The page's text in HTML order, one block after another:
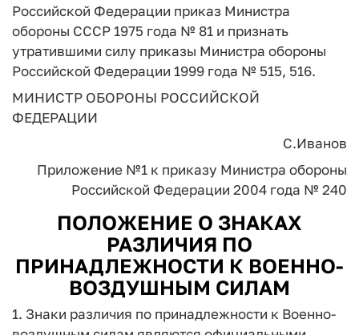
Российской Федерации приказ Министра
обороны СССР 1975 года № 81 и признать
утратившими силу приказы Министра обороны
Российской Федерации 1999 года № 515, 516.
МИНИСТР ОБОРОНЫ РОССИЙСКОЙ
ФЕДЕРАЦИИ
С.Иванов
Приложение №1 к приказу Министра обороны
Российской Федерации 2004 года № 240
ПОЛОЖЕНИЕ О ЗНАКАХ
РАЗЛИЧИЯ ПО
ПРИНАДЛЕЖНОСТИ К ВОЕННО-
ВОЗДУШНЫМ СИЛАМ
1. Знаки различия по принадлежности к Военно-